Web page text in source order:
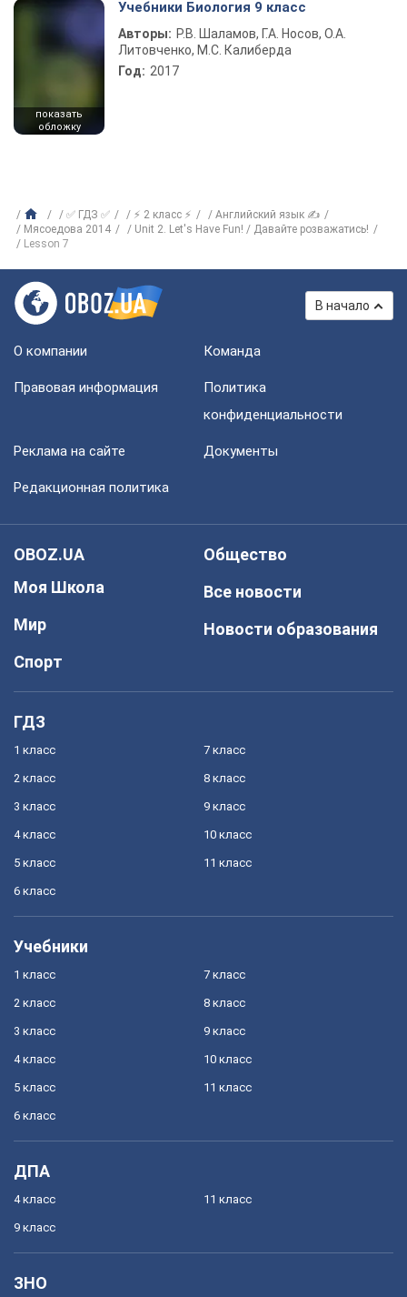
показать
обложку
Учебники Биология 9 класс
Авторы: Р.В. Шаламов, Г.А. Носов, О.А.
Литовченко, М.С. Калиберда
Год: 2017
✅ ГДЗ ✅ ⚡ 2 класс ⚡
Английский язык ✍
Мясоедова 2014
Unit 2. Let's Have Fun! / Давайте розважатись!
Lesson 7
В начало
О компании Команда
Правовая информация
Политика
конфиденциальности
Реклама на сайте Документы
Редакционная политика
OBOZ.UA
Моя Школа
Мир
Спорт
Общество
Все новости
Новости образования
ГДЗ
1 класс
2 класс
3 класс
4 класс
5 класс
6 класс
7 класс
8 класс
9 класс
10 класс
11 класс
Учебники
1 класс
2 класс
3 класс
4 класс
5 класс
6 класс
7 класс
8 класс
9 класс
10 класс
11 класс
ДПА
4 класс
9 класс
11 класс
ЗНО